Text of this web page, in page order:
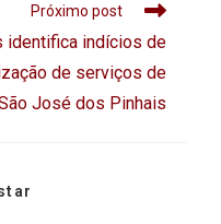
Próximo post
identifica indícios de
de serviços de
José dos Pinhais